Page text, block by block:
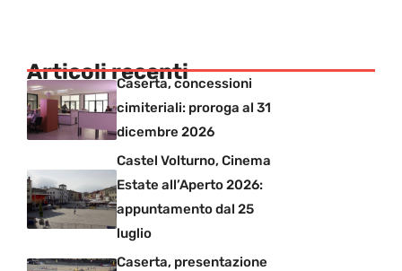
Articoli recenti
Caserta, concessioni
cimiteriali: proroga al 31
dicembre 2026
Castel Volturno, Cinema
Estate all’Aperto 2026:
appuntamento dal 25
luglio
Caserta, presentazione